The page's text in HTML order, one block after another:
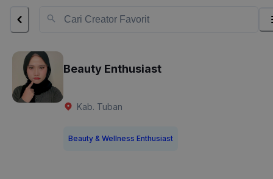
Beauty Enthusiast
Kab. Tuban
Beauty & Wellness Enthusiast